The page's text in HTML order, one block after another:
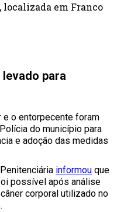
localizada em Franco
para
e o entorpecente foram
do município para
e adoção das medidas
informou que
possível após análise
corporal utilizado no